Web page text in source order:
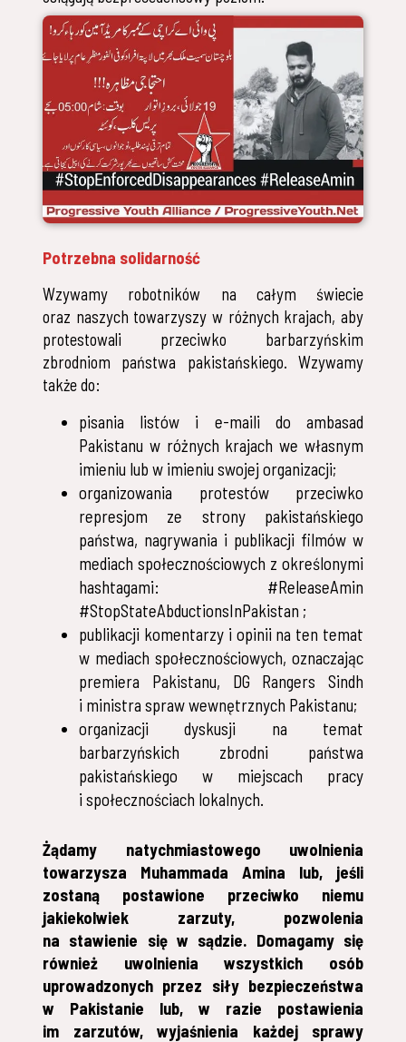
Potrzebna solidarność
Wzywamy robotników na całym świecie
oraz naszych towarzyszy w różnych krajach, aby
protestowali przeciwko barbarzyńskim
zbrodniom państwa pakistańskiego. Wzywamy
także do:
pisania listów i e-maili do ambasad
Pakistanu w różnych krajach we własnym
imieniu lub w imieniu swojej organizacji;
organizowania protestów przeciwko
represjom ze strony pakistańskiego
państwa, nagrywania i publikacji filmów w
mediach społecznościowych z określonymi
hashtagami: #ReleaseAmin
#StopStateAbductionsInPakistan ;
publikacji komentarzy i opinii na ten temat
w mediach społecznościowych, oznaczając
premiera Pakistanu, DG Rangers Sindh
i ministra spraw wewnętrznych Pakistanu;
organizacji dyskusji na temat
barbarzyńskich zbrodni państwa
pakistańskiego w miejscach pracy
i społecznościach lokalnych.
Żądamy natychmiastowego uwolnienia
towarzysza Muhammada Amina lub, jeśli
zostaną postawione przeciwko niemu
jakiekolwiek zarzuty, pozwolenia
na stawienie się w sądzie. Domagamy się
również uwolnienia wszystkich osób
uprowadzonych przez siły bezpieczeństwa
w Pakistanie lub, w razie postawienia
im zarzutów, wyjaśnienia każdej sprawy